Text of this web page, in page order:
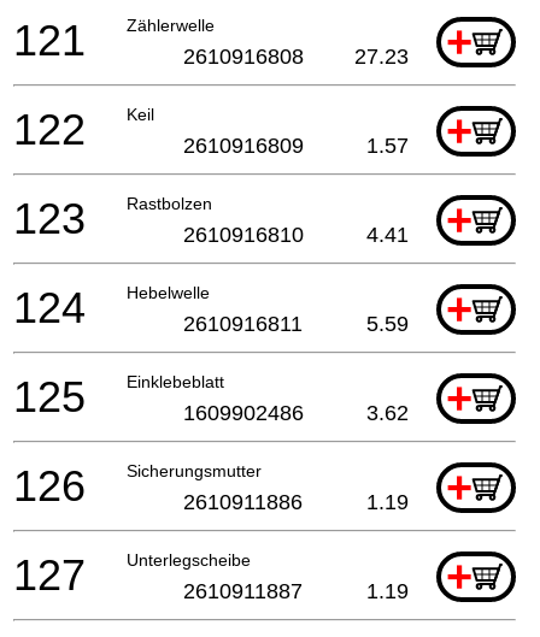
Zählerwelle +
121 2610916808 27.23
Keil +
122 2610916809 1.57
Rastbolzen +
123 2610916810 4.41
Hebelwelle +
124 2610916811 5.59
Einklebeblatt +
125 1609902486 3.62
Sicherungsmutter +
126 2610911886 1.19
Unterlegscheibe +
127 2610911887 1.19